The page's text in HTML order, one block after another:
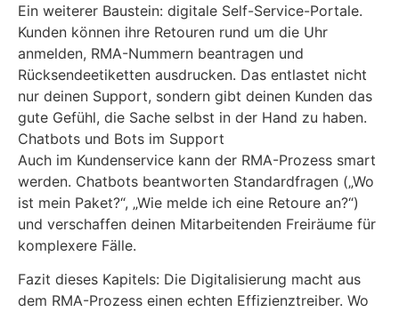
Ein weiterer Baustein: digitale Self-Service-Portale.
Kunden können ihre Retouren rund um die Uhr
anmelden, RMA-Nummern beantragen und
Rücksendeetiketten ausdrucken. Das entlastet nicht
nur deinen Support, sondern gibt deinen Kunden das
gute Gefühl, die Sache selbst in der Hand zu haben.
Chatbots und Bots im Support
Auch im Kundenservice kann der RMA-Prozess smart
werden. Chatbots beantworten Standardfragen („Wo
ist mein Paket?“, „Wie melde ich eine Retoure an?“)
und verschaffen deinen Mitarbeitenden Freiräume für
komplexere Fälle.
Fazit dieses Kapitels: Die Digitalisierung macht aus
dem RMA-Prozess einen echten Effizienztreiber. Wo